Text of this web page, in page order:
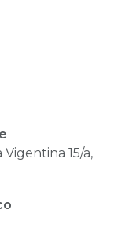
15/a,